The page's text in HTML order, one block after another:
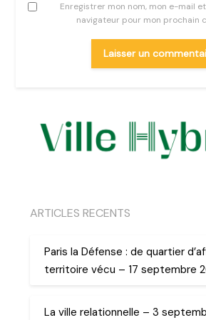
Enregistrer mon nom, mon e-mail
navigateur pour mon prochain
ARTICLES RECENTS
Paris la Défense : de quartier
territoire vécu – 17 septembre
La ville relationnelle – 3